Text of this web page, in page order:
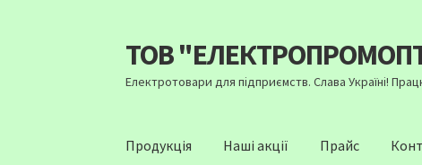
Перейти
до
навігації
Перейти
до
вмісту
ТОВ
Електротовари для підприємств. Слава Україні!
Продукція Наші акції Прайс